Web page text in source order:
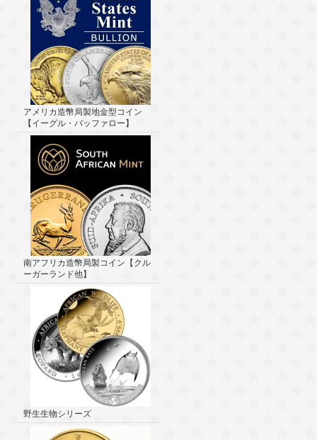
アメリカ造幣局製地金型コイン
【イーグル・バッファロー】
南アフリカ造幣局製コイン【クル
ーガーランド他】
野生生物シリーズ